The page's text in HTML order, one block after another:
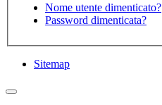
Nome utente dimenticato?
Password dimenticata?
Sitemap